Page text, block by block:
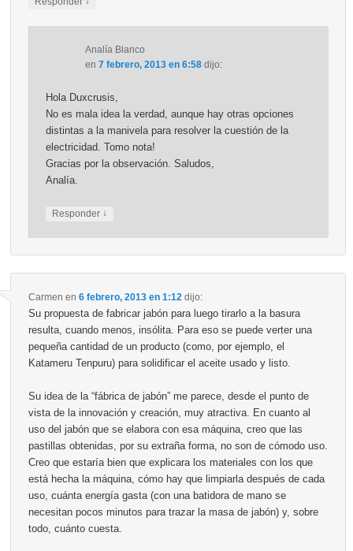
Analía Blanco
en 7 febrero, 2013 en 6:58 dijo:
Hola Duxcrusis,
No es mala idea la verdad, aunque hay otras opciones
distintas a la manivela para resolver la cuestión de la
electricidad. Tomo nota!
Gracias por la observación. Saludos,
Analía.
Responder ↓
Carmen en 6 febrero, 2013 en 1:12 dijo:
Su propuesta de fabricar jabón para luego tirarlo a la basura
resulta, cuando menos, insólita. Para eso se puede verter una
pequeña cantidad de un producto (como, por ejemplo, el
Katameru Tenpuru) para solidificar el aceite usado y listo.
Su idea de la “fábrica de jabón” me parece, desde el punto de
vista de la innovación y creación, muy atractiva. En cuanto al
uso del jabón que se elabora con esa máquina, creo que las
pastillas obtenidas, por su extraña forma, no son de cómodo uso.
Creo que estaría bien que explicara los materiales con los que
está hecha la máquina, cómo hay que limpiarla después de cada
uso, cuánta energía gasta (con una batidora de mano se
necesitan pocos minutos para trazar la masa de jabón) y, sobre
todo, cuánto cuesta.